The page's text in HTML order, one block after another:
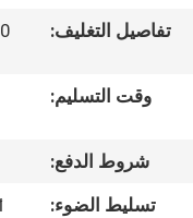
اتصل
اطلب
اقتباس
تفاصيل التغليف:
وقت التسليم:
شروط الدفع:
تسليط الضوء: